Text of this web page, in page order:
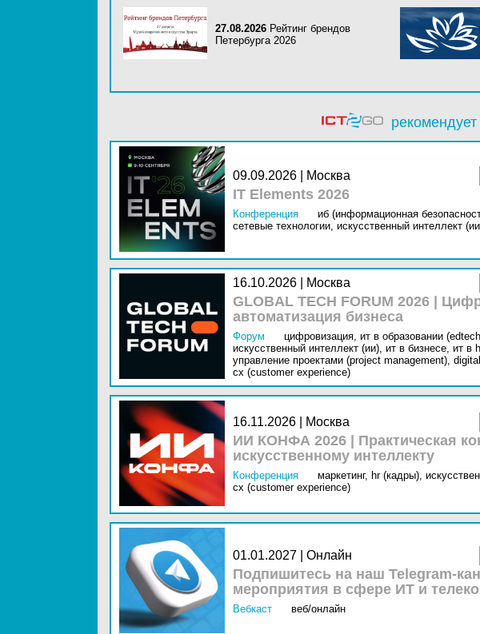
27.08.2026 Рейтинг брендов
Петербурга 2026
рекомендует
09.09.2026 | Москва
IT Elements 2026
Конференция иб (информационная
сетевые технологии, искусственный интеллект
16.10.2026 | Москва
GLOBAL TECH FORUM 2026 |
автоматизация бизнеса
Форум цифровизация, ит в образовании
искусственный интеллект (ии), ит в бизнесе, ит в
управление проектами (project management),
cx (customer experience)
16.11.2026 | Москва
ИИ КОНФА 2026 | Практическая
искусственному интеллекту
Конференция маркетинг, hr (кадры),
cx (customer experience)
01.01.2027 | Онлайн
Подпишитесь на наш Telegram-
мероприятия в сфере ИТ и
Вебкаст
веб/онлайн